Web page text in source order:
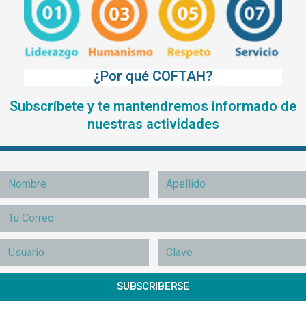
¿Por qué COFTAH?
Subscríbete y te mantendremos informado de
nuestras actividades
SUBSCRIBERSE